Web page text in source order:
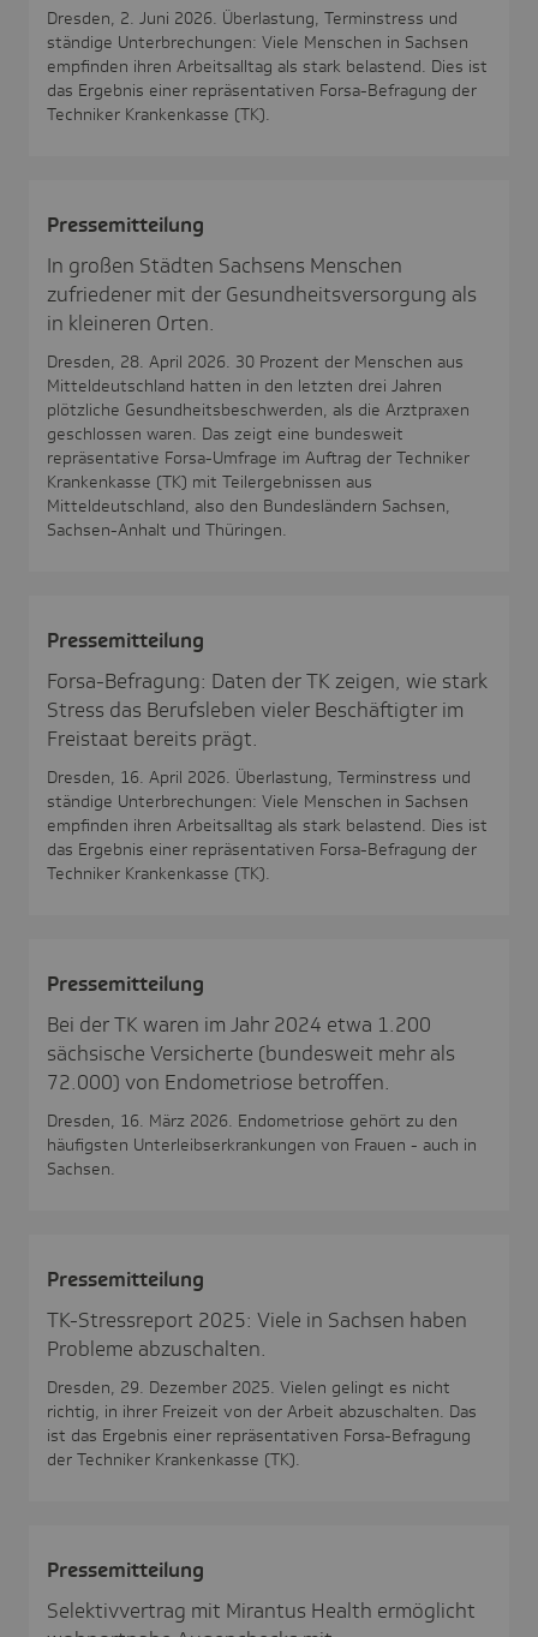
Dresden, 2. Juni 2026. Überlastung, Terminstress und
ständige Unterbrechungen: Viele Menschen in Sachsen
empfinden ihren Arbeitsalltag als stark belastend. Dies ist
das Ergebnis einer repräsentativen Forsa-Befragung der
Techniker Krankenkasse (TK).
Pres­se­mit­tei­lung
In großen Städten Sachsens Menschen
zufriedener mit der Gesundheitsversorgung als
in kleineren Orten.
Dresden, 28. April 2026. 30 Prozent der Menschen aus
Mitteldeutschland hatten in den letzten drei Jahren
plötzliche Gesundheitsbeschwerden, als die Arztpraxen
geschlossen waren. Das zeigt eine bundesweit
repräsentative Forsa-Umfrage im Auftrag der Techniker
Krankenkasse (TK) mit Teilergebnissen aus
Mitteldeutschland, also den Bundesländern Sachsen,
Sachsen-Anhalt und Thüringen.
Pres­se­mit­tei­lung
Forsa-Befragung: Daten der TK zeigen, wie stark
Stress das Berufsleben vieler Beschäftigter im
Freistaat bereits prägt.
Dresden, 16. April 2026. Überlastung, Terminstress und
ständige Unterbrechungen: Viele Menschen in Sachsen
empfinden ihren Arbeitsalltag als stark belastend. Dies ist
das Ergebnis einer repräsentativen Forsa-Befragung der
Techniker Krankenkasse (TK).
Pres­se­mit­tei­lung
Bei der TK waren im Jahr 2024 etwa 1.200
sächsische Versicherte (bundesweit mehr als
72.000) von Endometriose betroffen.
Dresden, 16. März 2026. Endometriose gehört zu den
häufigsten Unterleibserkrankungen von Frauen - auch in
Sachsen.
Pres­se­mit­tei­lung
TK-Stressreport 2025: Viele in Sachsen haben
Probleme abzuschalten.
Dresden, 29. Dezember 2025. Vielen gelingt es nicht
richtig, in ihrer Freizeit von der Arbeit abzuschalten. Das
ist das Ergebnis einer repräsentativen Forsa-Befragung
der Techniker Krankenkasse (TK).
Pres­se­mit­tei­lung
Selektivvertrag mit Mirantus Health ermöglicht